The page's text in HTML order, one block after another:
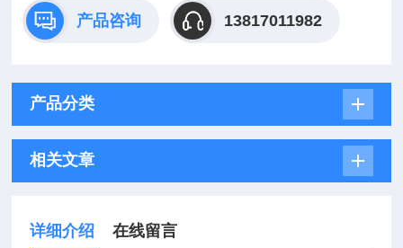
产品咨询 13817011982
产品分类
相关文章
详细介绍 在线留言